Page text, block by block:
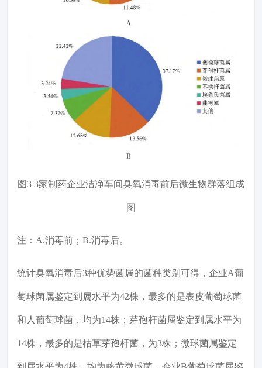
图3 3家制药企业洁净车间臭氧消毒前后微生物群落组成
图
注：A.消毒前；B.消毒后。
统计臭氧消毒后3种优势菌属的菌种类别可得，企业A葡
萄球菌属鉴定到属水平为42株，最多的是表皮葡萄球菌
和人葡萄球菌，均为14株；芽孢杆菌属鉴定到属水平为
14株，最多的是枯草芽孢杆菌，为3株；微球菌属鉴定